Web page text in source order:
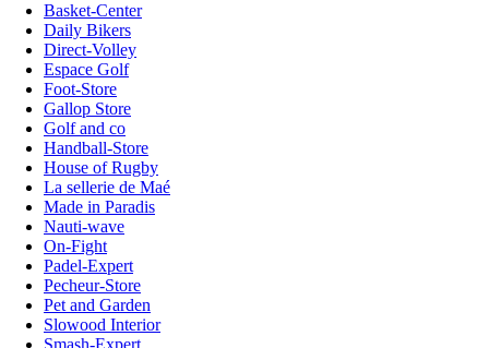
Basket-Center
Daily Bikers
Direct-Volley
Espace Golf
Foot-Store
Gallop Store
Golf and co
Handball-Store
House of Rugby
La sellerie de Maé
Made in Paradis
Nauti-wave
On-Fight
Padel-Expert
Pecheur-Store
Pet and Garden
Slowood Interior